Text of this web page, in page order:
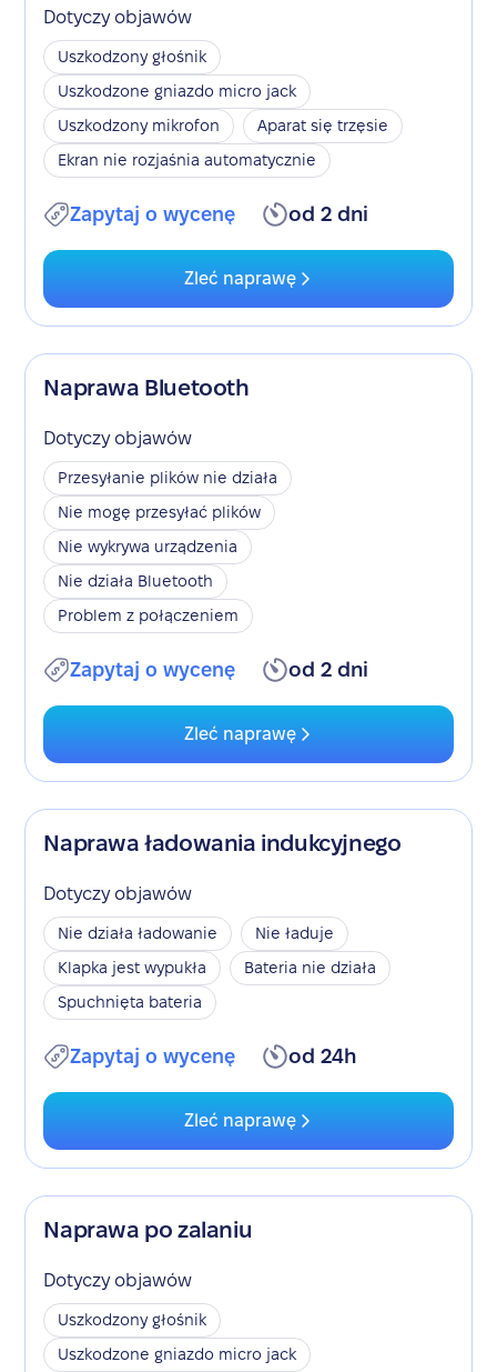
Dotyczy objawów
Uszkodzony głośnik
Uszkodzone gniazdo micro jack
Uszkodzony mikrofon
Aparat się trzęsie
Ekran nie rozjaśnia automatycznie
Zapytaj o wycenę od 2 dni
Zleć naprawę
Naprawa Bluetooth
Dotyczy objawów
Przesyłanie plików nie działa
Nie mogę przesyłać plików
Nie wykrywa urządzenia
Nie działa Bluetooth
Problem z połączeniem
Zapytaj o wycenę od 2 dni
Zleć naprawę
Naprawa ładowania indukcyjnego
Dotyczy objawów
Nie działa ładowanie
Nie ładuje
Klapka jest wypukła
Bateria nie działa
Spuchnięta bateria
Zapytaj o wycenę od 24h
Zleć naprawę
Naprawa po zalaniu
Dotyczy objawów
Uszkodzony głośnik
Uszkodzone gniazdo micro jack